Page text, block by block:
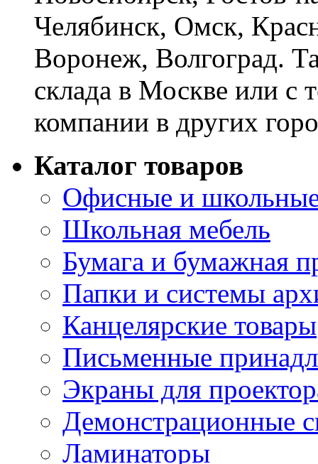
Челябинск, Омск,
Воронеж, Волгоград.
склада в Москве или с
компании в других
Каталог товаров
Офисные и
Школьная мебель
Бумага и бумажная
Папки и системы
Канцелярские товары
Письменные
Экраны для
Демонстрационные
Ламинаторы